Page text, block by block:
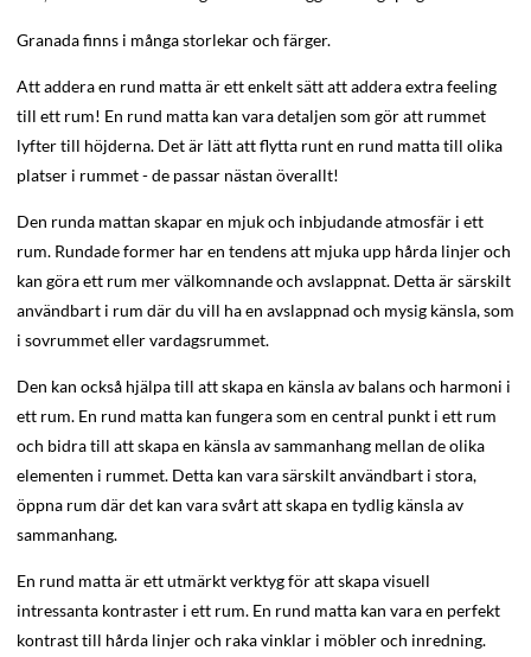
Granada finns i många storlekar och färger.
Att addera en rund matta är ett enkelt sätt att addera extra feeling
till ett rum! En rund matta kan vara detaljen som gör att rummet
lyfter till höjderna. Det är lätt att flytta runt en rund matta till olika
platser i rummet - de passar nästan överallt!
Den runda mattan skapar en mjuk och inbjudande atmosfär i ett
rum. Rundade former har en tendens att mjuka upp hårda linjer och
kan göra ett rum mer välkomnande och avslappnat. Detta är särskilt
användbart i rum där du vill ha en avslappnad och mysig känsla, som
i sovrummet eller vardagsrummet.
Den kan också hjälpa till att skapa en känsla av balans och harmoni i
ett rum. En rund matta kan fungera som en central punkt i ett rum
och bidra till att skapa en känsla av sammanhang mellan de olika
elementen i rummet. Detta kan vara särskilt användbart i stora,
öppna rum där det kan vara svårt att skapa en tydlig känsla av
sammanhang.
En rund matta är ett utmärkt verktyg för att skapa visuell
intressanta kontraster i ett rum. En rund matta kan vara en perfekt
kontrast till hårda linjer och raka vinklar i möbler och inredning.